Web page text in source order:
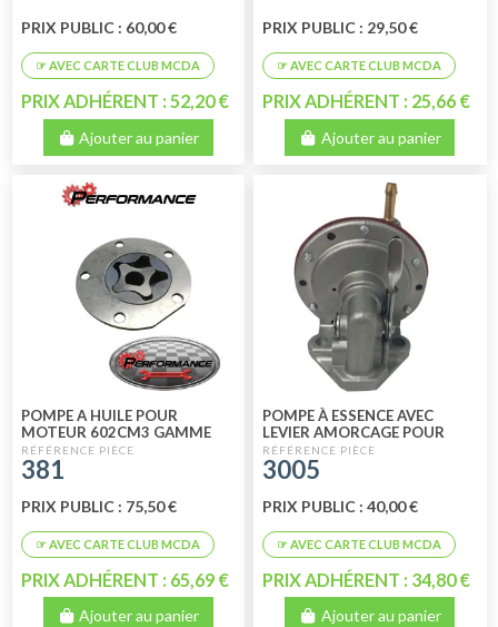
PRIX PUBLIC : 60,00 €
PRIX ADHÉRENT : 52,20 €
Ajouter au panier
PRIX PUBLIC : 29,50 €
PRIX ADHÉRENT : 25,66 €
Ajouter au panier
POMPE A HUILE POUR
MOTEUR 602CM3 GAMME
PERFORMANCE
381
PRIX PUBLIC : 75,50 €
PRIX ADHÉRENT : 65,69 €
Ajouter au panier
POMPE À ESSENCE AVEC
LEVIER AMORCAGE POUR
MÉHARI - 2CV4 - 2CV6 -
DYANE 6 - ACADI
3005
PRIX PUBLIC : 40,00 €
PRIX ADHÉRENT : 34,80 €
Ajouter au panier